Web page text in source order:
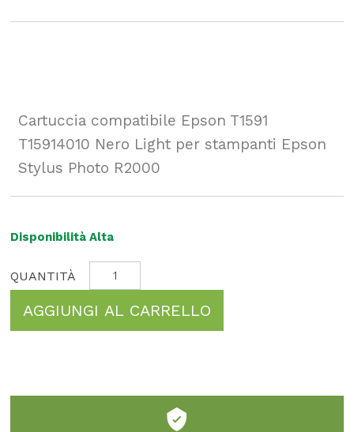
Cartuccia compatibile Epson T1591
T15914010 Nero Light per stampanti Epson
Stylus Photo R2000
Disponibilità Alta
AGGIUNGI AL CARRELLO